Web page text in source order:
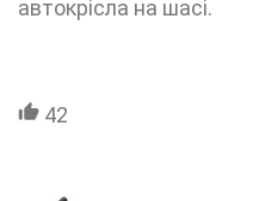
автокрісла на шасі.
42